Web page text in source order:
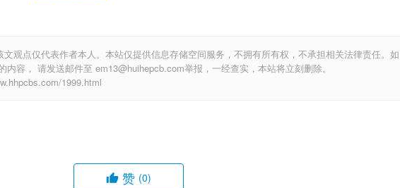
观点仅代表作者本人。本站仅提供信息存储空间服务，不拥有所有权，不承担相关法律责任。如
容， 请发送邮件至 em13@huihepcb.com举报，一经查实，本站将立刻删除。
1999.html
赞 (0)